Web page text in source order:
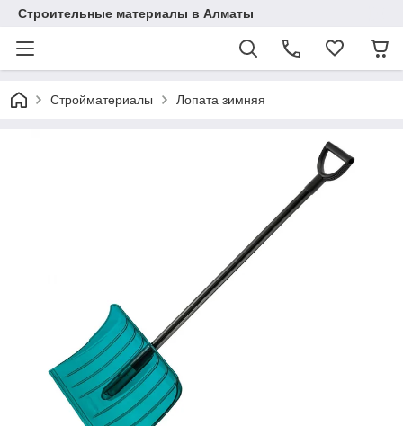
Строительные материалы в Алматы
Стройматериалы Лопата зимняя